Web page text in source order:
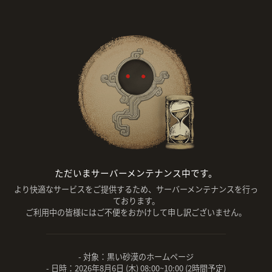
ただいまサーバーメンテナンス中です。
より快適なサービスをご提供するため、サーバーメンテナンスを行っ
ております。
ご利用中の皆様にはご不便をおかけして申し訳ございません。
- 対象：黒い砂漠のホームページ
- 日時：2026年8月6日 (木) 08:00~10:00 (2時間予定)